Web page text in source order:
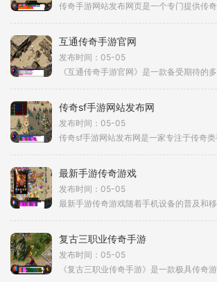
互通传奇手游官网
发布时间：05-05
传奇sf手游网站发布网
发布时间：05-05
最新手游传奇游戏
发布时间：05-05
复古三职业传奇手游
发布时间：05-05